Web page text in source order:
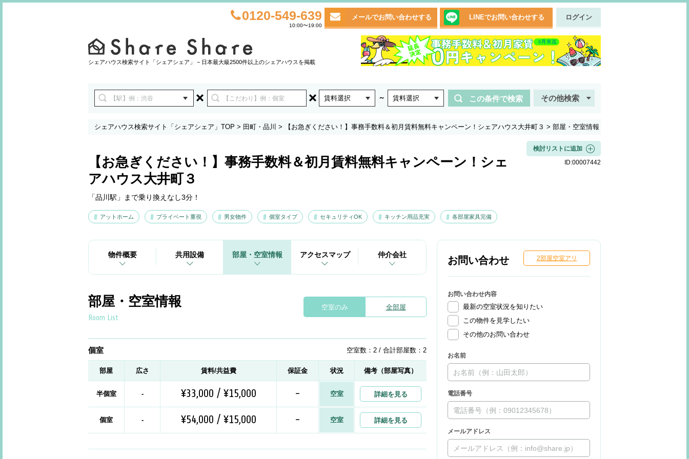
0120-549-639
10:00〜19:00
メールでお問い合わせする LINEでお問い合わせする ログイン
シェアハウス検索サイト「シェアシェア」 − 日本最大級2500件以上のシェアハウスを掲載
賃料選択 ～ 賃料選択 この条件で検索 その他検索
シェアハウス検索サイト「シェアシェア」TOP > 田町・品川 > 【お急ぎください！】事務手数料＆初月賃料無料キャンペーン！シェアハウス大井町３ > 部屋・空室情報
【お急ぎください！】事務手数料＆初月賃料無料キャンペーン！シェ
アハウス大井町３
「品川駅」まで乗り換えなし3分！
アットホーム プライベート重視 男女物件 個室タイプ セキュリティOK キッチン用品充実 各部屋家具完備
検討リストに追加
ID:00007442
物件概要 共用設備 部屋・空室情報 アクセスマップ 仲介会社
空室のみ 全部屋
部屋・空室情報
Room List
個室 空室数：2 / 合計部屋数：2
部屋 広さ 賃料/共益費 保証金 状況 備考（部屋写真）
半個室 - ¥33,000 / ¥15,000 - 空室 詳細を見る
個室 - ¥54,000 / ¥15,000 - 空室 詳細を見る
お問い合わせ 2部屋空室アリ
お問い合わせ内容
最新の空室状況を知りたい
この物件を見学したい
その他のお問い合わせ
お名前
電話番号
メールアドレス